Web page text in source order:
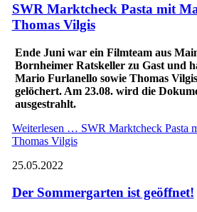
SWR Marktcheck Pasta mit
Thomas Vilgis
Ende Juni war ein Filmteam aus
Bornheimer Ratskeller zu Gast und
Mario Furlanello sowie Thomas
gelöchert. Am 23.08. wird die
ausgestrahlt.
Weiterlesen … SWR Marktcheck Pasta
Thomas Vilgis
25.05.2022
Der Sommergarten ist geöffnet!